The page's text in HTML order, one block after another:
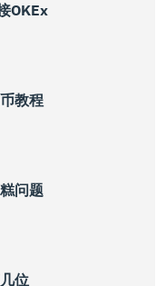
OKEx
教程
问题
位